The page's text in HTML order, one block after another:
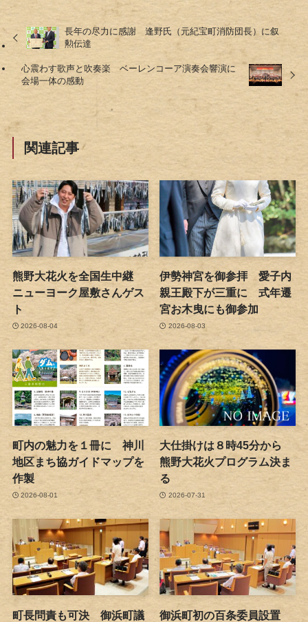
長年の尽力に感謝 逢野氏（元紀宝町消防団長）に叙
勲伝達
心震わす歌声と吹奏楽 ベーレンコーア演奏会響演に
会場一体の感動
関連記事
熊野大花火を全国生中継
ニューヨーク屋敷さんゲス
ト
2026-08-04
伊勢神宮を御参拝 愛子内
親王殿下が三重に 式年遷
宮お木曳にも御参加
2026-08-03
町内の魅力を１冊に 神川
地区まち協ガイドマップを
作製
2026-08-01
大仕掛けは８時45分から
熊野大花火プログラム決ま
る
2026-07-31
町長問責も可決 御浜町議
御浜町初の百条委員設置